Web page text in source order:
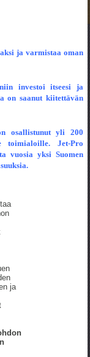
ja varmistaa oman
investoi itseesi ja
on saanut kiitettävän
osallistunut yli 200
toimialoille. Jet-Pro
vuosia yksi Suomen
ja